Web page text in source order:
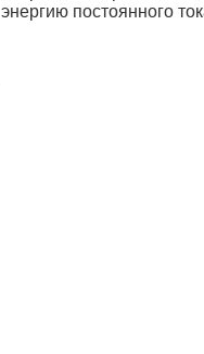
энергию постоянного